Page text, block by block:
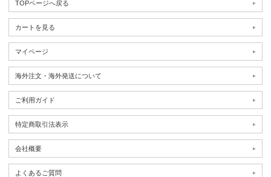
TOPページへ戻る
カートを見る
マイページ
海外注文・海外発送について
ご利用ガイド
特定商取引法表示
会社概要
よくあるご質問